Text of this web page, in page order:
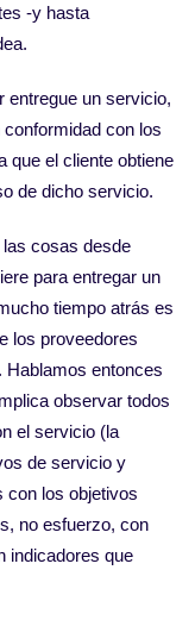
-y hasta
entregue un servicio,
con los
que el cliente obtiene
de dicho servicio.
cosas desde
para entregar un
tiempo atrás es
los proveedores
Hablamos entonces
observar todos
el servicio (la
de servicio y
con los objetivos
no esfuerzo, con
indicadores que